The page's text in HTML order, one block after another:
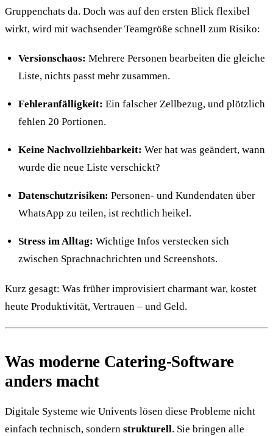
Gruppenchats da. Doch was auf den ersten Blick flexibel
wirkt, wird mit wachsender Teamgröße schnell zum Risiko:
Versionschaos: Mehrere Personen bearbeiten die gleiche
Liste, nichts passt mehr zusammen.
Fehleranfälligkeit: Ein falscher Zellbezug, und plötzlich
fehlen 20 Portionen.
Keine Nachvollziehbarkeit: Wer hat was geändert, wann
wurde die neue Liste verschickt?
Datenschutzrisiken: Personen- und Kundendaten über
WhatsApp zu teilen, ist rechtlich heikel.
Stress im Alltag: Wichtige Infos verstecken sich
zwischen Sprachnachrichten und Screenshots.
Kurz gesagt: Was früher improvisiert charmant war, kostet
heute Produktivität, Vertrauen – und Geld.
Was moderne Catering-Software
anders macht
Digitale Systeme wie Univents lösen diese Probleme nicht
einfach technisch, sondern strukturell. Sie bringen alle